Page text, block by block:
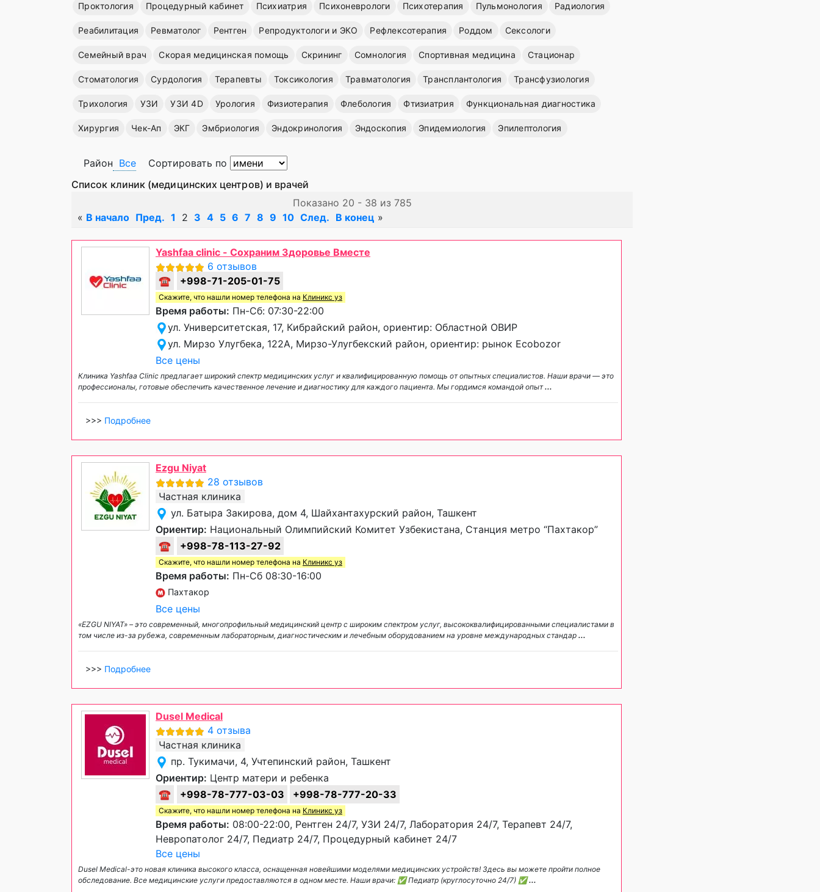
Проктология Процедурный кабинет Психиатрия Психоневрологи Психотерапия Пульмонология Радиология
Реабилитация Ревматолог Рентген Репродуктологи и ЭКО Рефлексотерапия Роддом Сексологи
Семейный врач Скорая медицинская помощь Скрининг Сомнология Спортивная медицина Стационар
Стоматология Сурдология Терапевты Токсикология Травматология Трансплантология Трансфузиология
Трихология УЗИ УЗИ 4D Урология Физиотерапия Флебология Фтизиатрия Функциональная диагностика
Хирургия Чек-Ап ЭКГ Эмбриология Эндокринология Эндоскопия Эпидемиология Эпилептология
Район Все
Сортировать по
Список клиник (медицинских центров) и врачей
Показано 20 - 38 из 785
« В начало Пред. 1 2 3 4 5 6 7 8 9 10 След. В конец »
Yashfaa clinic - Сохраним Здоровье Вместе
6 отзывов
☎
+998-71-205-01-75
Скажите, что нашли номер телефона на Клиникс уз
Время работы: Пн-Сб: 07:30-22:00
ул. Университетская, 17, Кибрайский район, ориентир: Областной ОВИР
ул. Мирзо Улугбека, 122А, Мирзо-Улугбекский район, ориентир: рынок Ecobozor
Все цены
Клиника Yashfaa Clinic предлагает широкий спектр медицинских услуг и квалифицированную помощь от опытных специалистов. Наши врачи — это
профессионалы, готовые обеспечить качественное лечение и диагностику для каждого пациента. Мы гордимся командой опыт...
>>> Подробнее
Ezgu Niyat
28 отзывов
Частная клиника
ул. Батыра Закирова, дом 4, Шайхантахурский район, Ташкент
Ориентир: Национальный Олимпийский Комитет Узбекистана, Станция метро “Пахтакор”
☎
+998-78-113-27-92
Скажите, что нашли номер телефона на Клиникс уз
Время работы: Пн-Сб 08:30-16:00
Пахтакор
Все цены
«EZGU NIYAT» – это современный, многопрофильный медицинский центр с широким спектром услуг, высококвалифицированными специалистами в
том числе из-за рубежа, современным лабораторным, диагностическим и лечебным оборудованием на уровне международных стандар ...
>>> Подробнее
Dusel Medical
4 отзыва
Частная клиника
пр. Тукимачи, 4, Учтепинский район, Ташкент
Ориентир: Центр матери и ребенка
☎
+998-78-777-03-03 +998-78-777-20-33
Скажите, что нашли номер телефона на Клиникс уз
Время работы: 08:00-22:00, Рентген 24/7, УЗИ 24/7, Лаборатория 24/7, Терапевт 24/7,
Невропатолог 24/7, Педиатр 24/7, Процедурный кабинет 24/7
Все цены
Dusel Medical-это новая клиника высокого класса, оснащенная новейшими моделями медицинских устройств! Здесь вы можете пройти полное
обследование. Все медицинские услуги предоставляются в одном месте. Наши врачи: ✅ Педиатр (круглосуточно 24/7) ✅...